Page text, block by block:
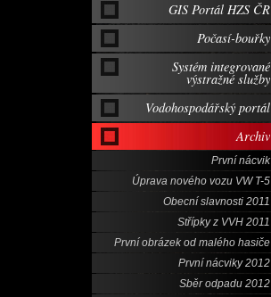
GIS Portál HZS ČR
Počasí-bouřky
Systém integrované
výstražné služby
Vodohospodářský portál
Archiv
První nácvik
Úprava nového vozu VW T-5
Obecní slavnosti 2011
Střípky z VVH 2011
První obrázek od malého hasiče
První nácviky 2012
Sběr odpadu 2012